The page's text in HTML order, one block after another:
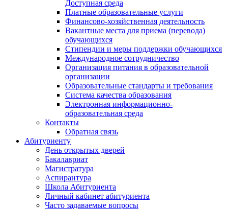
Доступная среда
Платные образовательные услуги
Финансово-хозяйственная деятельность
Вакантные места для приема (перевода)
обучающихся
Стипендии и меры поддержки обучающихся
Международное сотрудничество
Организация питания в образовательной
организации
Образовательные стандарты и требования
Система качества образования
Электронная информационно-
образовательная среда
Контакты
Обратная связь
Абитуриенту
День открытых дверей
Бакалавриат
Магистратура
Аспирантура
Школа Абитуриента
Личный кабинет абитуриента
Часто задаваемые вопросы